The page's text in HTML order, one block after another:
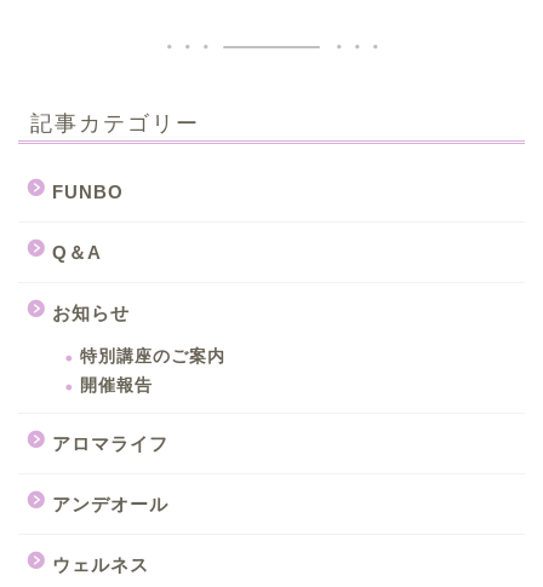
記事カテゴリー
FUNBO
Q＆A
お知らせ
特別講座のご案内
開催報告
アロマライフ
アンデオール
ウェルネス